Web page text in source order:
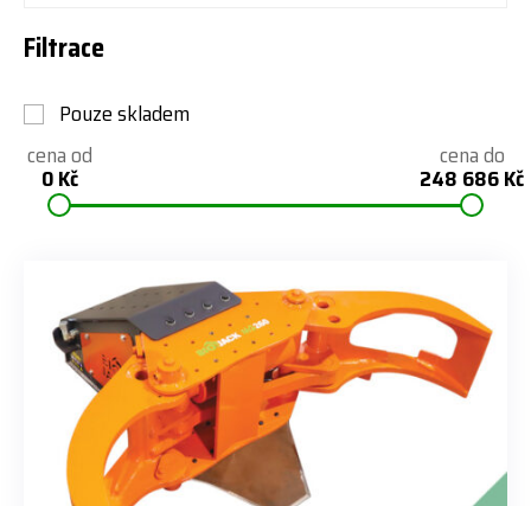
Filtrace
Pouze skladem
cena od
0 Kč
cena do
248 686 Kč